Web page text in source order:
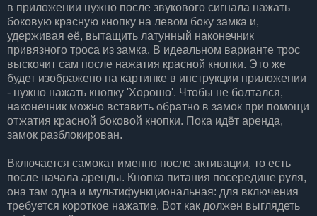
в приложении нужно после звукового сигнала нажать
боковую красную кнопку на левом боку замка и,
удерживая её, вытащить латунный наконечник
привязного троса из замка. В идеальном варианте трос
выскочит сам после нажатия красной кнопки. Это же
будет изображено на картинке в инструкции приложении
- нужно нажать кнопку 'Хорошо'. Чтобы не болтался,
наконечник можно вставить обратно в замок при помощи
отжатия красной боковой кнопки. Пока идёт аренда,
замок разблокирован.
Включается самокат именно после активации, то есть
после начала аренды. Кнопка питания посередине руля,
она там одна и мультифункциональная: для включения
требуется короткое нажатие. Вот как должен выглядеть